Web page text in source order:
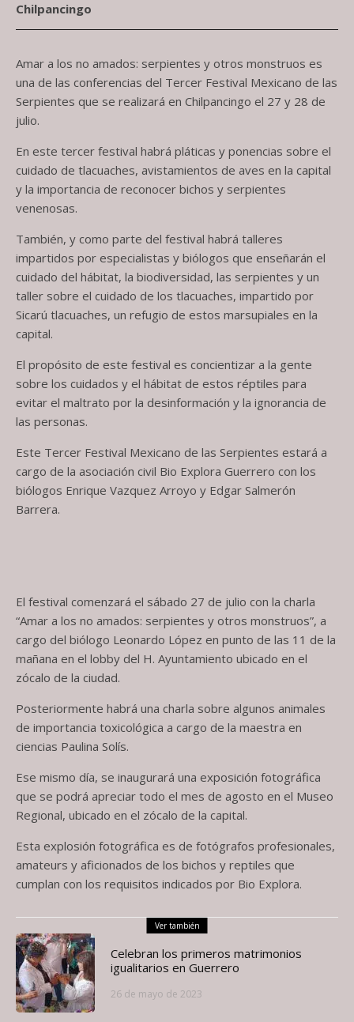
Chilpancingo
Amar a los no amados: serpientes y otros monstruos es
una de las conferencias del Tercer Festival Mexicano de las
Serpientes que se realizará en Chilpancingo el 27 y 28 de
julio.
En este tercer festival habrá pláticas y ponencias sobre el
cuidado de tlacuaches, avistamientos de aves en la capital
y la importancia de reconocer bichos y serpientes
venenosas.
También, y como parte del festival habrá talleres
impartidos por especialistas y biólogos que enseñarán el
cuidado del hábitat, la biodiversidad, las serpientes y un
taller sobre el cuidado de los tlacuaches, impartido por
Sicarú tlacuaches, un refugio de estos marsupiales en la
capital.
El propósito de este festival es concientizar a la gente
sobre los cuidados y el hábitat de estos réptiles para
evitar el maltrato por la desinformación y la ignorancia de
las personas.
Este Tercer Festival Mexicano de las Serpientes estará a
cargo de la asociación civil Bio Explora Guerrero con los
biólogos Enrique Vazquez Arroyo y Edgar Salmerón
Barrera.
El festival comenzará el sábado 27 de julio con la charla
“Amar a los no amados: serpientes y otros monstruos”, a
cargo del biólogo Leonardo López en punto de las 11 de la
mañana en el lobby del H. Ayuntamiento ubicado en el
zócalo de la ciudad.
Posteriormente habrá una charla sobre algunos animales
de importancia toxicológica a cargo de la maestra en
ciencias Paulina Solís.
Ese mismo día, se inaugurará una exposición fotográfica
que se podrá apreciar todo el mes de agosto en el Museo
Regional, ubicado en el zócalo de la capital.
Esta explosión fotográfica es de fotógrafos profesionales,
amateurs y aficionados de los bichos y reptiles que
cumplan con los requisitos indicados por Bio Explora.
Ver también
Celebran los primeros matrimonios
igualitarios en Guerrero
26 de mayo de 2023